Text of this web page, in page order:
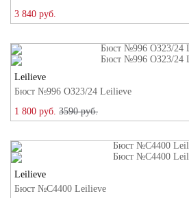
3 840 руб.
Leilieve
Бюст №996 ОЗ23/24 Leilieve
1 800 руб. 3590 руб.
Leilieve
Бюст №C4400 Leilieve